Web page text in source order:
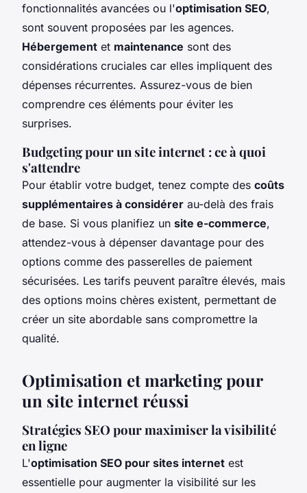
fonctionnalités avancées ou l'optimisation SEO,
sont souvent proposées par les agences.
Hébergement et maintenance sont des
considérations cruciales car elles impliquent des
dépenses récurrentes. Assurez-vous de bien
comprendre ces éléments pour éviter les
surprises.
Budgeting pour un site internet : ce à quoi
s'attendre
Pour établir votre budget, tenez compte des coûts
supplémentaires à considérer au-delà des frais
de base. Si vous planifiez un site e-commerce,
attendez-vous à dépenser davantage pour des
options comme des passerelles de paiement
sécurisées. Les tarifs peuvent paraître élevés, mais
des options moins chères existent, permettant de
créer un site abordable sans compromettre la
qualité.
Optimisation et marketing pour
un site internet réussi
Stratégies SEO pour maximiser la visibilité
en ligne
L'optimisation SEO pour sites internet est
essentielle pour augmenter la visibilité sur les